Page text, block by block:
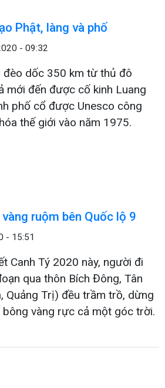
Phật, làng và phố
- 09:32
dốc 350 km từ thủ đô
mới đến được cố kinh Luang
phố cổ được Unesco công
thế giới vào năm 1975.
ruộm bên Quốc lộ 9
- 15:51
Canh Tý 2020 này, người đi
qua thôn Bích Đông, Tân
Quảng Trị) đều trầm trồ, dừng
vàng rực cả một góc trời.